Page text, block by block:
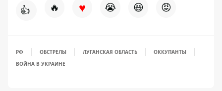
👍 🔥 ♥ 😭 😆 😡
РФ ОБСТРЕЛЫ ЛУГАНСКАЯ ОБЛАСТЬ
ОККУПАНТЫ
ВОЙНА В УКРАИНЕ